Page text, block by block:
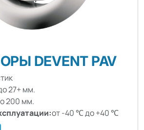
DEVENT PAV
27+ мм.
200 мм.
от -40 ℃ до +40 ℃